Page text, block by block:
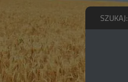
SZUKAJ: